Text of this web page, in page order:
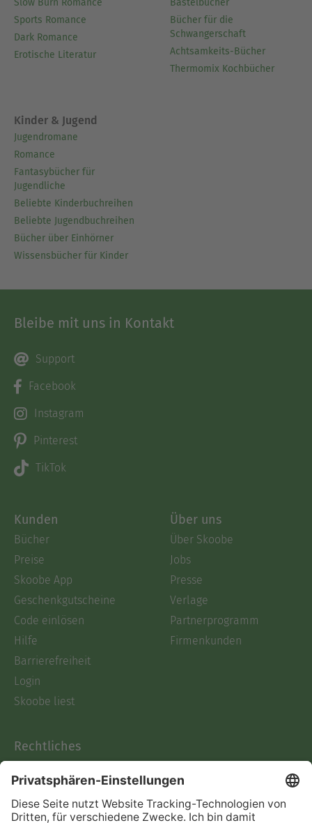
Slow Burn Romance
Sports Romance
Dark Romance
Erotische Literatur
Bastelbücher
Bücher für die
Schwangerschaft
Achtsamkeits-Bücher
Thermomix Kochbücher
Kinder & Jugend
Jugendromane
Romance
Fantasybücher für
Jugendliche
Beliebte Kinderbuchreihen
Beliebte Jugendbuchreihen
Bücher über Einhörner
Wissensbücher für Kinder
Bleibe mit uns in Kontakt
Support
Facebook
Instagram
Pinterest
TikTok
Kunden
Bücher
Preise
Skoobe App
Geschenkgutscheine
Code einlösen
Hilfe
Barrierefreiheit
Login
Skoobe liest
Über uns
Über Skoobe
Jobs
Presse
Verlage
Partnerprogramm
Firmenkunden
Rechtliches
AGB
Informationen nach Data